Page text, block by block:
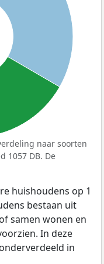
naar soorten
1057 DB. De
huishoudens op 1
bestaan uit
samen wonen en
In deze
in